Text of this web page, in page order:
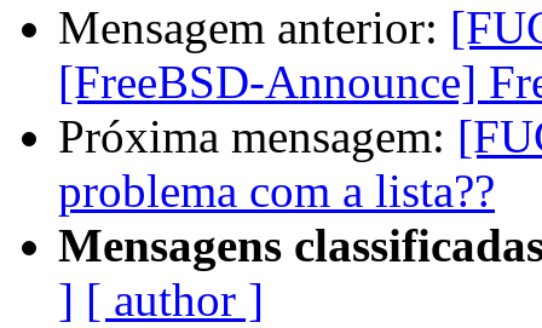
Mensagem anterior:
[FreeBSD-Announce]
Próxima mensagem:
problema com a lista??
Mensagens
] [ author ]